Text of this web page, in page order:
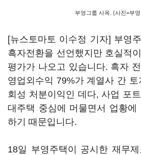
부영그룹 사옥. (사진=부
[뉴스토마토 이수정 기자] 부영
흑자전환을 선언했지만 호실적
평가가 나오고 있습니다. 흑자
영업외수익 79%가 계열사 간
회성 처분이익인 데다, 사업 포
대주택 중심에 머물면서 업황에
하기 때문입니다.
18일 부영주택이 공시한 재무